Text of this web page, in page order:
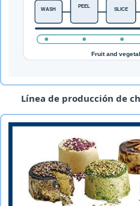
Línea de producción de